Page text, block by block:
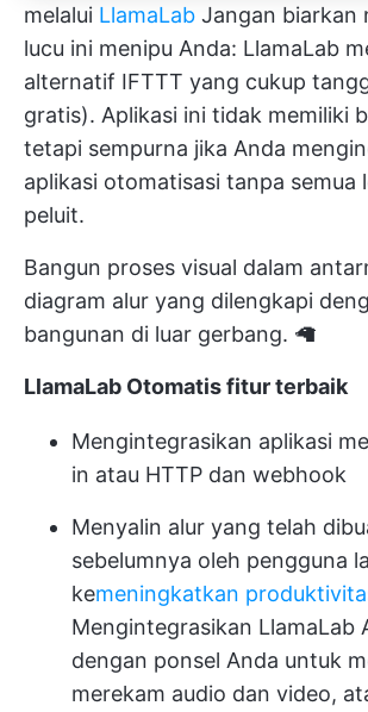
melalui LlamaLab Jangan biarkan
lucu ini menipu Anda: LlamaLab
alternatif IFTTT yang cukup
gratis). Aplikasi ini tidak memiliki
tetapi sempurna jika Anda
aplikasi otomatisasi tanpa semua
peluit.
Bangun proses visual dalam
diagram alur yang dilengkapi
bangunan di luar gerbang. 🦙
LlamaLab Otomatisfitur terbaik
Mengintegrasikan aplikasi
in atau HTTP dan webhook
Menyalin alur yang telah
sebelumnya oleh pengguna
kemeningkatkan
Mengintegrasikan LlamaLab
dengan ponsel Anda untuk
merekam audio dan video,